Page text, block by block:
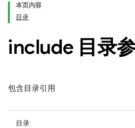
本页内容
目录
include 目录
包含目录引用
目录